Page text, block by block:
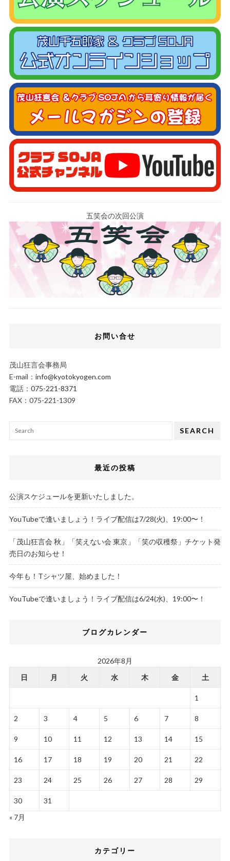
五笑会の次回公演
お問い合せ
茂山狂言会事務局
E-mail： info@kyotokyogen.com
電話： 075-221-8371
FAX：075-221-1309
SEARCH
最近の投稿
公演スケジュールを更新いたしました。
YouTubeで逢いましょう！ライブ配信は7/28(火)、19:00〜！
「茂山狂言会 秋」「笑えない会 東京」「笑の収穫祭」チケット発
売日のお知らせ！
今年も！Tシャツ屋、始めました！
YouTubeで逢いましょう！ライブ配信は6/24(水)、19:00〜！
ブログカレンダー
2026年8月
日
月 火 水 木 金 土
1
2 3 4 5 6 7 8
9 10 11 12 13 14 15
16 17 18 19 20 21 22
23 24 25 26 27 28 29
30
31
« 7月
カテゴリー